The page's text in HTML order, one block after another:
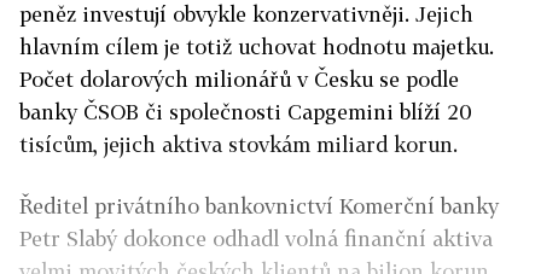
peněz investují obvykle konzervativněji. Jejich
hlavním cílem je totiž uchovat hodnotu majetku.
Počet dolarových milionářů v Česku se podle
banky ČSOB či společnosti Capgemini blíží 20
tisícům, jejich aktiva stovkám miliard korun.
Ředitel privátního bankovnictví Komerční banky
Petr Slabý dokonce odhadl volná finanční aktiva